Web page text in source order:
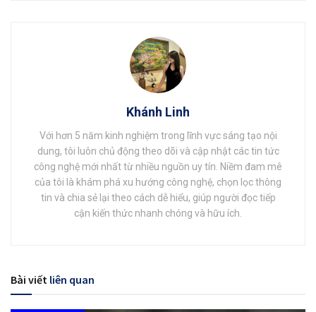
Khánh Linh
Với hơn 5 năm kinh nghiệm trong lĩnh vực sáng tạo nội
dung, tôi luôn chủ động theo dõi và cập nhật các tin tức
công nghệ mới nhất từ nhiều nguồn uy tín. Niềm đam mê
của tôi là khám phá xu hướng công nghệ, chọn lọc thông
tin và chia sẻ lại theo cách dễ hiểu, giúp người đọc tiếp
cận kiến thức nhanh chóng và hữu ích.
Bài viết liên quan